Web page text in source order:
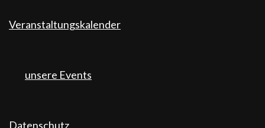
Veranstaltungskalender
unsere Events
Datenschutz